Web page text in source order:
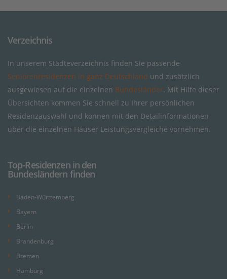
Verzeichnis
In unserem Städteverzeichnis finden Sie passende
Seniorenresidenzen in ganz Deutschland und zusätzlich
ausgewiesen auf die einzelnen Bundesländer. Mit Hilfe dieser
Übersichten kommen Sie schnell zu Ihrer persönlichen
Residenzauswahl und können mit den Detailinformationen
über die einzelnen Häuser Leistungsvergleiche vornehmen.
Top-Residenzen in den
Bundesländern finden
Baden-Württemberg
Bayern
Berlin
Brandenburg
Bremen
Hamburg